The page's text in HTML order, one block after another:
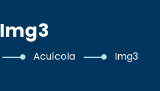
Img3
Acuícola Img3